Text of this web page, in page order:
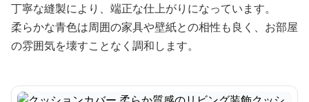
丁寧な縫製により、端正な仕上がりになっています。
柔らかな青色は周囲の家具や壁紙との相性も良く、お部屋
の雰囲気を壊すことなく調和します。